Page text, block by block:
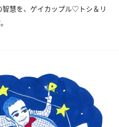
慧を、ゲイカップル♡トシ＆リ